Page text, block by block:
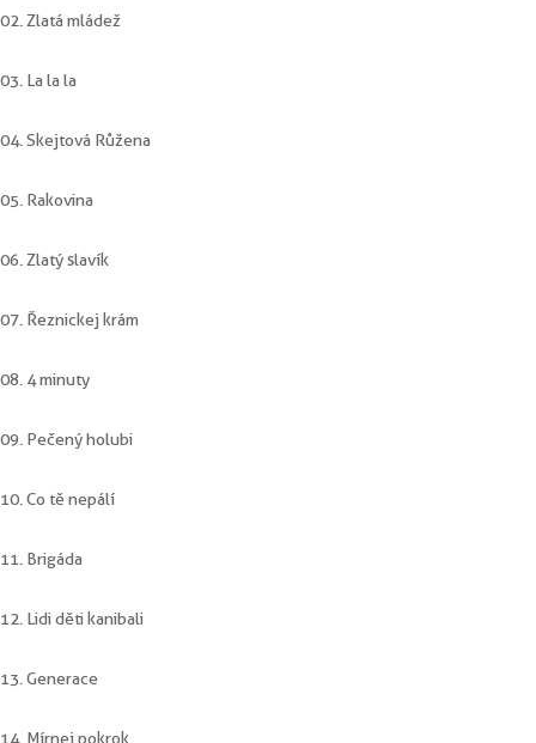
02. Zlatá mládež
03. La la la
04. Skejtová Růžena
05. Rakovina
06. Zlatý slavík
07. Řeznickej krám
08. 4 minuty
09. Pečený holubi
10. Co tě nepálí
11. Brigáda
12. Lidi děti kanibali
13. Generace
14. Mírnej pokrok